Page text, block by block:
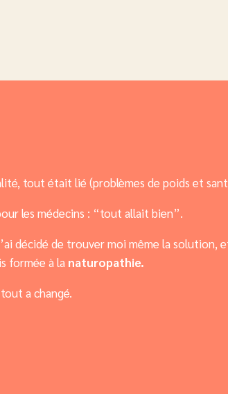
tout était lié (problèmes de poids et
les médecins : “tout allait bien”.
décidé de trouver moi même la solution,
formée à la naturopathie.
a changé.